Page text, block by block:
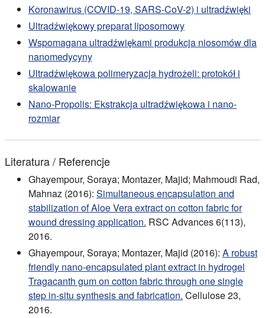
Koronawirus (COVID-19, SARS-CoV-2) i ultradźwięki
Ultradźwiękowy preparat liposomowy
Wspomagana ultradźwiękami produkcja niosomów dla
nanomedycyny
Ultradźwiękowa polimeryzacja hydrożeli: protokół i
skalowanie
Nano-Propolis: Ekstrakcja ultradźwiękowa i nano-
rozmiar
Literatura / Referencje
Ghayempour, Soraya; Montazer, Majid; Mahmoudi Rad,
Mahnaz (2016): Simultaneous encapsulation and
stabilization of Aloe Vera extract on cotton fabric for
wound dressing application. RSC Advances 6(113),
2016.
Ghayempour, Soraya; Montazer, Majid (2016): A robust
friendly nano-encapsulated plant extract in hydrogel
Tragacanth gum on cotton fabric through one single
step in-situ synthesis and fabrication. Cellulose 23,
2016.